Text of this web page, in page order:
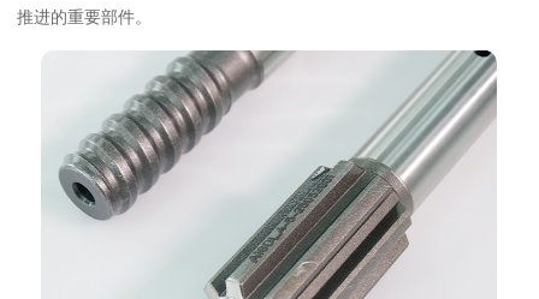
推进的重要部件。